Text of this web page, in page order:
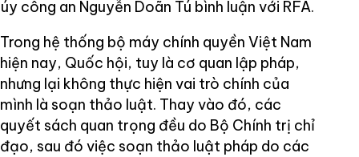
úy công an Nguyễn Doãn Tú bình luận với RFA.
Trong hệ thống bộ máy chính quyền Việt Nam
hiện nay, Quốc hội, tuy là cơ quan lập pháp,
nhưng lại không thực hiện vai trò chính của
mình là soạn thảo luật. Thay vào đó, các
quyết sách quan trọng đều do Bộ Chính trị chỉ
đạo, sau đó việc soạn thảo luật pháp do các